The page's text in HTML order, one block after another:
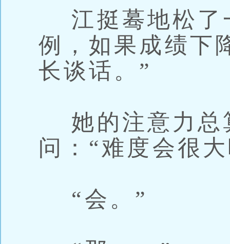
江挺蓦地松了
例，如果成绩下
长谈话。”
她的注意力总
问：“难度会很
“会。”